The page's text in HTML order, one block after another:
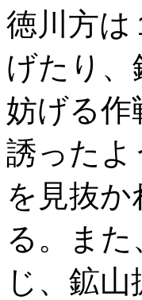
徳川方は
げたり
妨げる作
誘ったよ
を見抜
る。ま
じ、鉱